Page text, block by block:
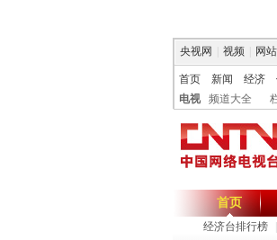
央视网
视频 网
首页 新闻 经济
电视
频道大全
首页
经济台排行榜